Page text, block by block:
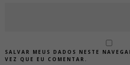
SALVAR MEUS DADOS NESTE
VEZ QUE EU COMENTAR.